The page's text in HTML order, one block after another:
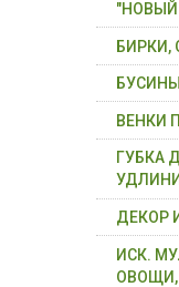
"НОВЫЙ
БИРКИ,
НИТИ
ВЕНКИ
ГУБКА
ДЕКОР
ИСК.